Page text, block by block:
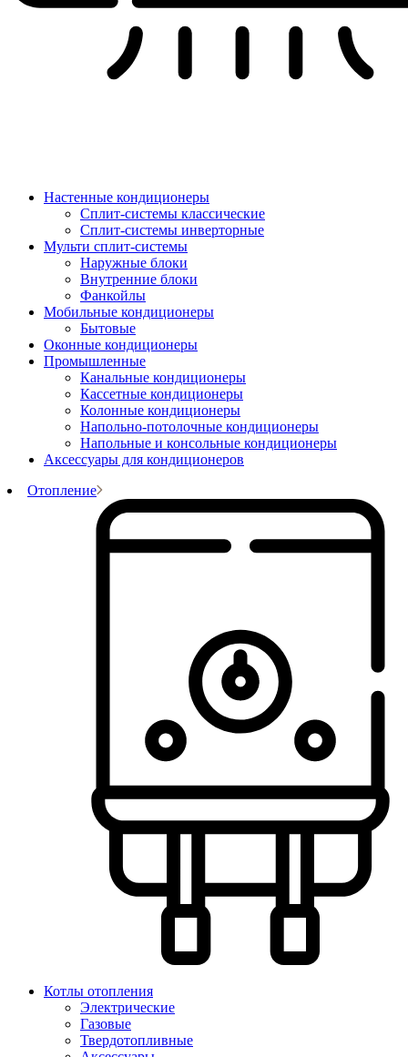
Настенные кондиционеры
Сплит-системы классические
Сплит-системы инверторные
Мульти сплит-системы
Наружные блоки
Внутренние блоки
Фанкойлы
Мобильные кондиционеры
Бытовые
Оконные кондиционеры
Промышленные
Канальные кондиционеры
Кассетные кондиционеры
Колонные кондиционеры
Напольно-потолочные кондиционеры
Напольные и консольные кондиционеры
Аксессуары для кондиционеров
Отопление
Котлы отопления
Электрические
Газовые
Твердотопливные